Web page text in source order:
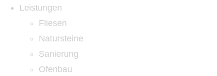
Leistungen
Fliesen
Natursteine
Sanierung
Ofenbau